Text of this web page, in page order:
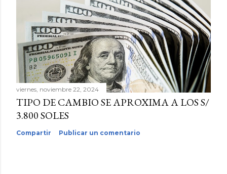
viernes, noviembre 22, 2024
TIPO DE CAMBIO SE APROXIMA A LOS S/
3.800 SOLES
Compartir Publicar un comentario